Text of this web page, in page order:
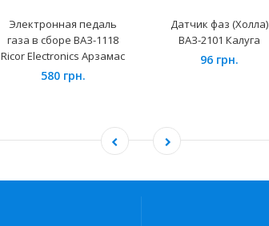
Электронная педаль
газа в сборе ВАЗ-1118
Ricor Electronics Арзамас
580 грн.
Датчик фаз (Холла)
ВАЗ-2101 Калуга
96 грн.